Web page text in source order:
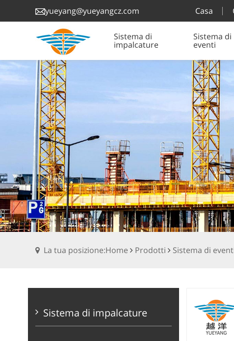
yueyang@yueyangcz.com Casa
Sistema di
impalcature
Sistema di
eventi
La tua posizione:Home Prodotti Sistema di
Sistema di impalcature